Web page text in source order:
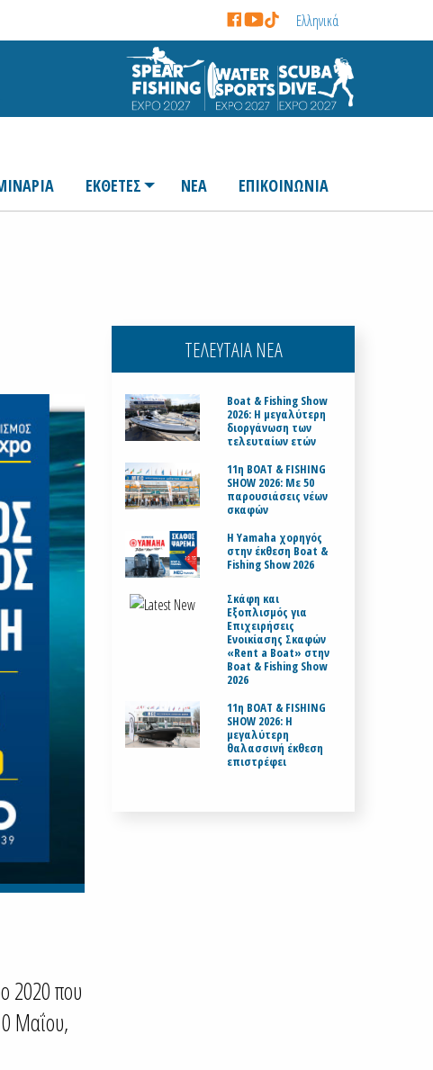
Ελληνικά
ΕΚΘΕΤΕΣ ΝΕΑ ΕΠΙΚΟΙΝΩΝΙΑ
2020 που
Μαΐου,
ΤΕΛΕΥΤΑΙΑ ΝΕΑ
Boat & Fishing Show
2026: Η μεγαλύτερη
διοργάνωση των
τελευταίων ετών
11η BOAT & FISHING
SHOW 2026: Με 50
παρουσιάσεις νέων
σκαφών
H Yamaha χορηγός
στην έκθεση Boat &
Fishing Show 2026
Σκάφη και
Εξοπλισμός για
Επιχειρήσεις
Ενοικίασης Σκαφών
«Rent a Boat» στην
Boat & Fishing Show
2026
11η BOAT & FISHING
SHOW 2026: Η
μεγαλύτερη
θαλασσινή έκθεση
επιστρέφει